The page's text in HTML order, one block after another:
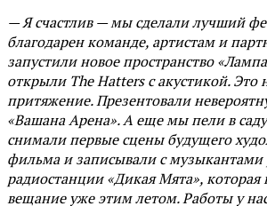
— Я счастлив — мы сделали лучший
благодарен команде, артистам и
запустили новое пространство
открыли The Hatters с акустикой. Это
притяжение. Презентовали
«Вашана Арена». А еще мы пели в
снимали первые сцены будущего
фильма и записывали с музыкантами
радиостанции «Дикая Мята», которая
вещание уже этим летом. Работы у